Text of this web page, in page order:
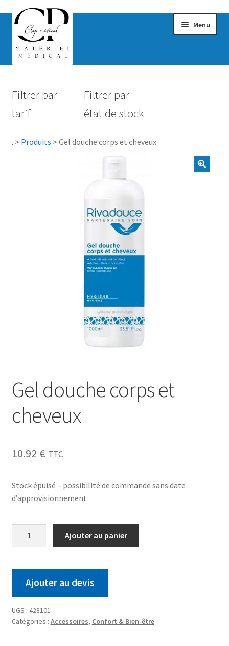
Menu
Hygiène
Vêtements & Chaussures
Filtrer par
tarif
Filtrer par
état de stock
. > Produits > Gel douche corps et cheveux
Gel douche corps et
cheveux
10.92 € TTC
Stock épuisé – possibilité de commande sans date
d’approvisionnement
Ajouter au panier
Ajouter au devis
UGS : 428101
Catégories : Accessoires, Confort & Bien-être